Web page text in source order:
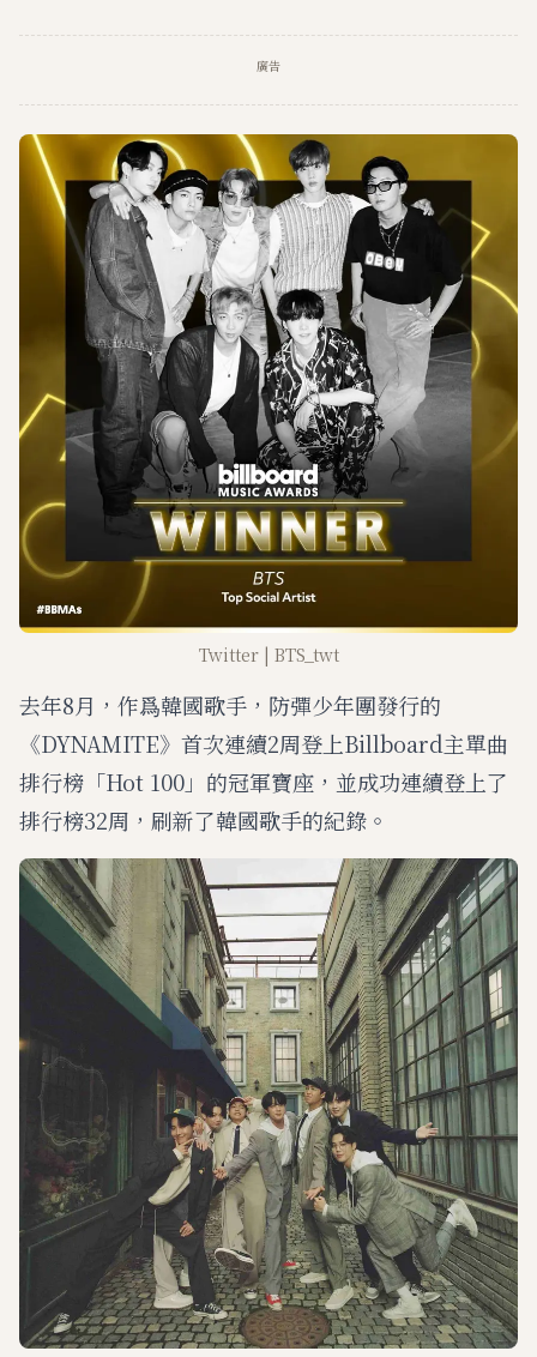
廣告
Twitter | BTS_twt
去年8月，作爲韓國歌手，防彈少年團發行的
《DYNAMITE》首次連續2周登上Billboard主單曲
排行榜「Hot 100」的冠軍寶座，並成功連續登上了
排行榜32周，刷新了韓國歌手的紀錄。